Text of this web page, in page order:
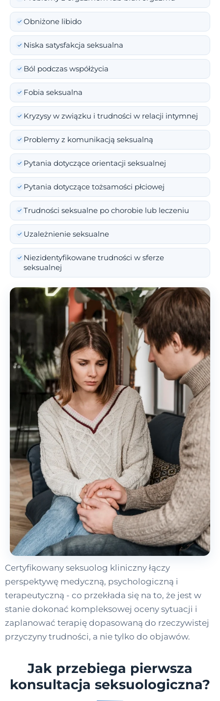
Obniżone libido
Niska satysfakcja seksualna
Ból podczas współżycia
Fobia seksualna
Kryzysy w związku i trudności w relacji intymnej
Problemy z komunikacją seksualną
Pytania dotyczące orientacji seksualnej
Pytania dotyczące tożsamości płciowej
Trudności seksualne po chorobie lub leczeniu
Uzależnienie seksualne
Niezidentyfikowane trudności w sferze
seksualnej
Certyfikowany seksuolog kliniczny łączy
perspektywę medyczną, psychologiczną i
terapeutyczną - co przekłada się na to, że jest w
stanie dokonać kompleksowej oceny sytuacji i
zaplanować terapię dopasowaną do rzeczywistej
przyczyny trudności, a nie tylko do objawów.
Jak przebiega pierwsza
konsultacja seksuologiczna?